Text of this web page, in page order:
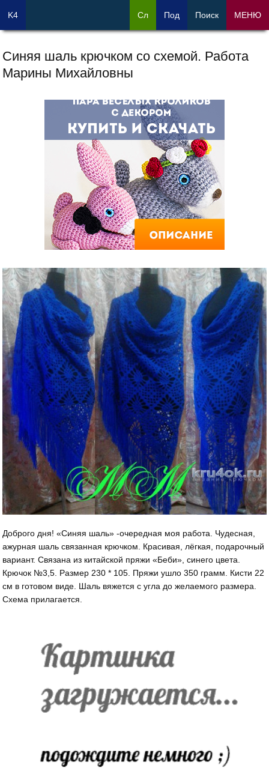
Синяя шаль крючком со схемой. Работа
Марины Михайловны
Доброго дня! «Синяя шаль» -очередная моя работа. Чудесная,
ажурная шаль связанная крючком. Красивая, лёгкая, подарочный
вариант. Связана из китайской пряжи «Беби», синего цвета.
Крючок №3,5. Размер 230 * 105. Пряжи ушло 350 грамм. Кисти 22
см в готовом виде. Шаль вяжется с угла до желаемого размера.
Схема прилагается.
K4 Сл Под Поиск МЕНЮ